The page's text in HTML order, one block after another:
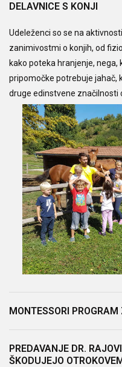
DELAVNICE S KONJI
Udeleženci so se na
zanimivostmi o konjih, od
kako poteka hranjenje, nega,
pripomočke potrebuje jahač,
druge edinstvene značilnosti
MONTESSORI
PREDAVANJE DR.
ŠKODUJEJO